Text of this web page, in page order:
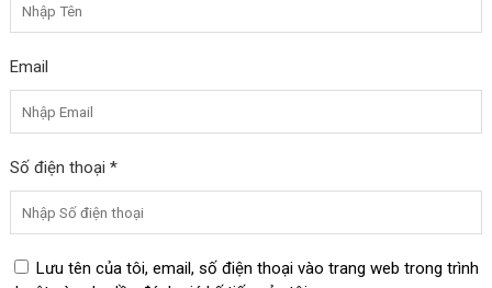
Email
Số điện thoại *
Lưu tên của tôi, email, số điện thoại vào trang web trong trình